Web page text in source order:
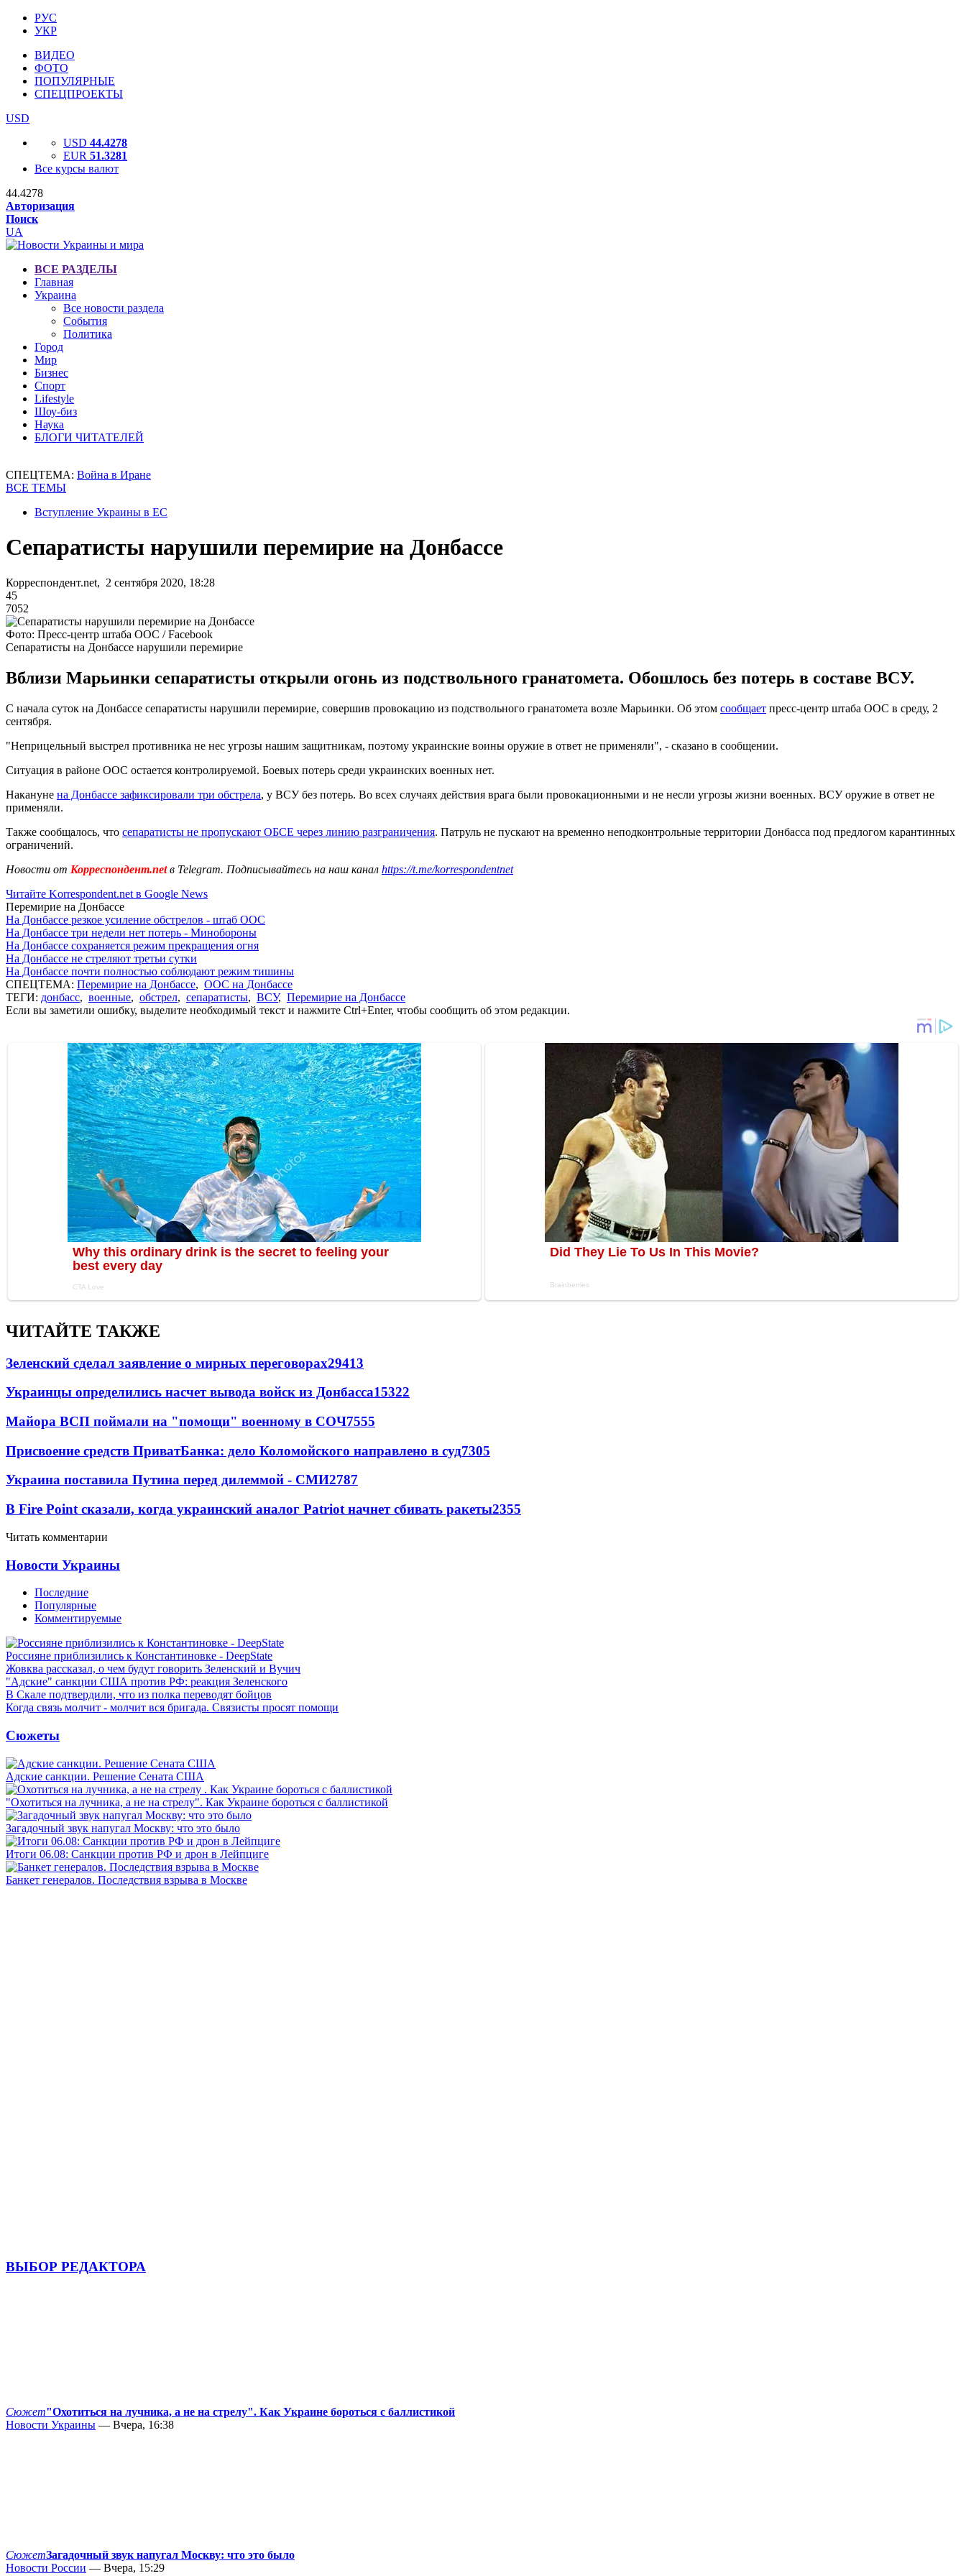
РУС
УКР
ВИДЕО
ФОТО
ПОПУЛЯРНЫЕ
СПЕЦПРОЕКТЫ
USD
USD 44.4278
EUR 51.3281
Все курсы валют
44.4278
Авторизация
Поиск
UA
ВСЕ РАЗДЕЛЫ
Главная
Украина
Все новости раздела
События
Политика
Город
Мир
Бизнес
Спорт
Lifestyle
Шоу-биз
Наука
БЛОГИ ЧИТАТЕЛЕЙ
СПЕЦТЕМА: Война в Иране
ВСЕ ТЕМЫ
Вступление Украины в ЕС
Сепаратисты нарушили перемирие на Донбассе
Корреспондент.net, 2 сентября 2020, 18:28
45
7052
Фото: Пресс-центр штаба ООС / Facebook
Сепаратисты на Донбассе нарушили перемирие
Вблизи Марьинки сепаратисты открыли огонь из подствольного гранатомета. Обошлось без потерь в составе ВСУ.
С начала суток на Донбассе сепаратисты нарушили перемирие, совершив провокацию из подствольного гранатомета возле Марьинки. Об этом сообщает пресс-центр штаба ООС в среду, 2
сентября.
"Неприцельный выстрел противника не нес угрозы нашим защитникам, поэтому украинские воины оружие в ответ не применяли", - сказано в сообщении.
Ситуация в районе ООС остается контролируемой. Боевых потерь среди украинских военных нет.
Накануне на Донбассе зафиксировали три обстрела, у ВСУ без потерь. Во всех случаях действия врага были провокационными и не несли угрозы жизни военных. ВСУ оружие в ответ не
применяли.
Также сообщалось, что сепаратисты не пропускают ОБСЕ через линию разграничения. Патруль не пускают на временно неподконтрольные территории Донбасса под предлогом карантинных
ограничений.
Новости от Корреспондент.netв Telegram. Подписывайтесь на наш канал https://t.me/korrespondentnet
Читайте Korrespondent.net в Google News
Перемирие на Донбассе
На Донбассе резкое усиление обстрелов - штаб ООС
На Донбассе три недели нет потерь - Минобороны
На Донбассе сохраняется режим прекращения огня
На Донбассе не стреляют третьи сутки
На Донбассе почти полностью соблюдают режим тишины
СПЕЦТЕМА: Перемирие на Донбассе, ООС на Донбассе
ТЕГИ: донбасс, военные, обстрел, сепаратисты, ВСУ, Перемирие на Донбассе
Если вы заметили ошибку, выделите необходимый текст и нажмите Ctrl+Enter, чтобы сообщить об этом редакции.
ЧИТАЙТЕ ТАКЖЕ
Зеленский сделал заявление о мирных переговорах29413
Украинцы определились насчет вывода войск из Донбасса15322
Майора ВСП поймали на "помощи" военному в СОЧ7555
Присвоение средств ПриватБанка: дело Коломойского направлено в суд7305
Украина поставила Путина перед дилеммой - СМИ2787
В Fire Point сказали, когда украинский аналог Patriot начнет сбивать ракеты2355
Читать комментарии
Новости Украины
Последние
Популярные
Комментируемые
Россияне приблизились к Константиновке - DeepState
Жовква рассказал, о чем будут говорить Зеленский и Вучич
"Адские" санкции США против РФ: реакция Зеленского
В Скале подтвердили, что из полка переводят бойцов
Когда связь молчит - молчит вся бригада. Связисты просят помощи
Сюжеты
Адские санкции. Решение Сената США
"Охотиться на лучника, а не на стрелу". Как Украине бороться с баллистикой
Загадочный звук напугал Москву: что это было
Итоги 06.08: Санкции против РФ и дрон в Лейпциге
Банкет генералов. Последствия взрыва в Москве
ВЫБОР РЕДАКТОРА
Сюжет"Охотиться на лучника, а не на стрелу". Как Украине бороться с баллистикой
Новости Украины — Вчера, 16:38
СюжетЗагадочный звук напугал Москву: что это было
Новости России — Вчера, 15:29